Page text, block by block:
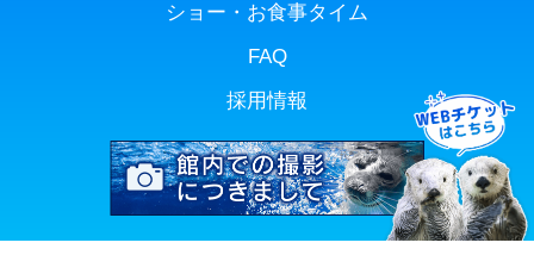
ショー・お食事タイム
FAQ
採用情報